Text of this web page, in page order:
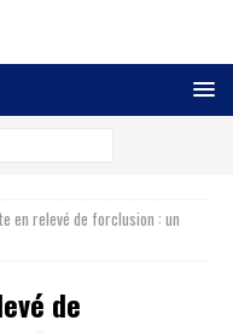
en relevé de forclusion : un
de